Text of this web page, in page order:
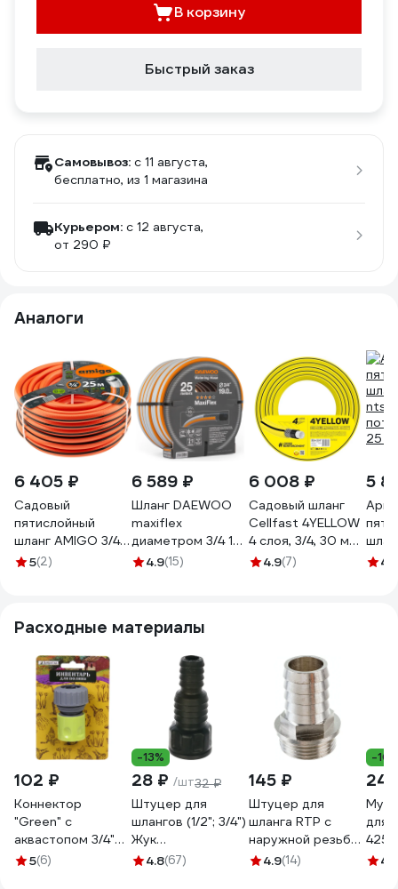
В корзину
Быстрый заказ
Самовывоз: c 11 августа,
бесплатно, из 1 магазина
Курьером: c 12 августа,
от 290 ₽
Аналоги
6 405 ₽
Садовый
пятислойный
шланг AMIGO 3/4",
25 м 77019
5(2)
6 589 ₽
Шланг DAEWOO
maxiflex
диаметром 3/4 19
мм, 25 м DWH 3134
4.9(15)
6 008 ₽
Садовый шланг
Cellfast 4YELLOW
4 слоя, 3/4, 30 м
10-521
4.9(7)
5
nts4.6
Расходные материалы
102 ₽
Коннектор
"Green" с
аквастопом 3/4"
Добросад 784-
5(6)
-13%
28 ₽ /шт32 ₽
Штуцер для
шлангов (1/2"; 3/4")
Жук
4607156364411
4.8(67)
145 ₽
Штуцер для
шланга RTP с
наружной резьбой
G 20х3/4 25157
4.9(14)
-
для
4.3